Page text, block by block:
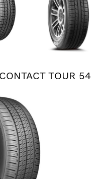
TOUR 54